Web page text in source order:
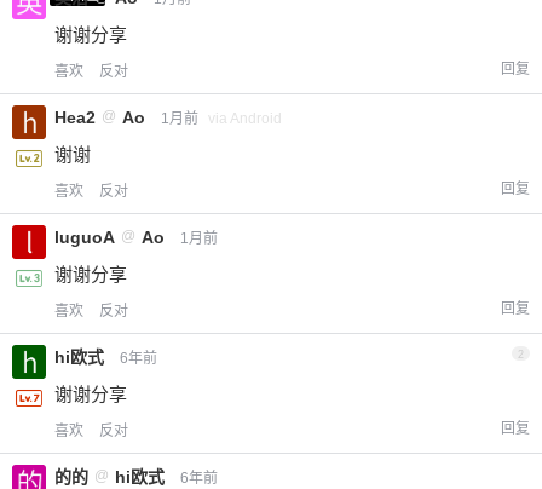
谢谢分享
喜欢 反对 回复
Hea2 @ Ao 1月前 via Android
谢谢
喜欢 反对 回复
luguoA @ Ao 1月前
谢谢分享
喜欢 反对 回复
hi欧式 6年前 2
谢谢分享
喜欢 反对 回复
的的 @ hi欧式 6年前